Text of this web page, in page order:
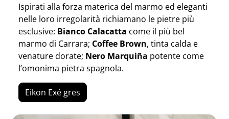
Ispirati alla forza materica del marmo ed eleganti
nelle loro irregolarità richiamano le pietre più
esclusive: Bianco Calacatta come il più bel
marmo di Carrara; Coffee Brown, tinta calda e
venature dorate; Nero Marquiña potente come
l’omonima pietra spagnola.
Eikon Exé gres